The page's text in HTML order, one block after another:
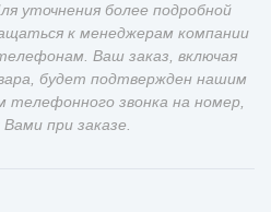
уточнения более подробной
к менеджерам компании
Ваш заказ, включая
будет подтвержден нашим
телефонного звонка на номер,
Вами при заказе.